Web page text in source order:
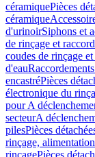
céramiquePièces
céramique
d'urinoirSiphons et
de rinçage et
coudes de rinçage
d'eau
encastréPièces
électronique du
pour A
secteurA
pilesPièces
rinçage,
rinçagePièces